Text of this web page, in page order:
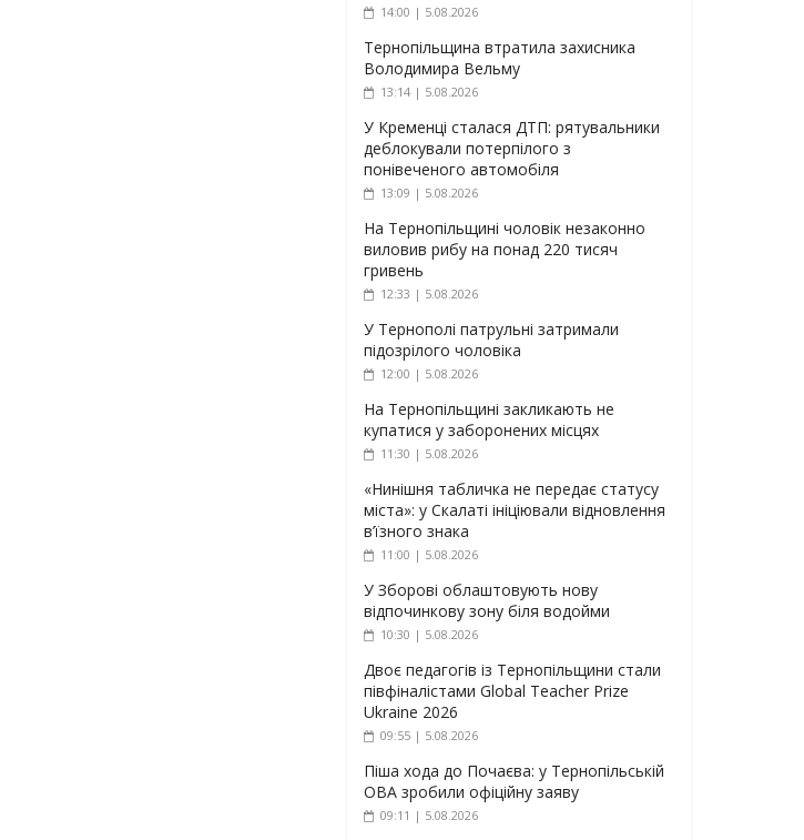
14:00 | 5.08.2026
Тернопільщина втратила захисника
Володимира Вельму
13:14 | 5.08.2026
У Кременці сталася ДТП: рятувальники
деблокували потерпілого з
понівеченого автомобіля
13:09 | 5.08.2026
На Тернопільщині чоловік незаконно
виловив рибу на понад 220 тисяч
гривень
12:33 | 5.08.2026
У Тернополі патрульні затримали
підозрілого чоловіка
12:00 | 5.08.2026
На Тернопільщині закликають не
купатися у заборонених місцях
11:30 | 5.08.2026
«Нинішня табличка не передає статусу
міста»: у Скалаті ініціювали відновлення
в’їзного знака
11:00 | 5.08.2026
У Зборові облаштовують нову
відпочинкову зону біля водойми
10:30 | 5.08.2026
Двоє педагогів із Тернопільщини стали
півфіналістами Global Teacher Prize
Ukraine 2026
09:55 | 5.08.2026
Піша хода до Почаєва: у Тернопільській
ОВА зробили офіційну заяву
09:11 | 5.08.2026